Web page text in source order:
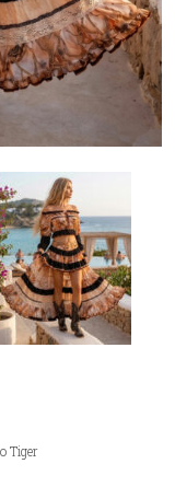
Tiger